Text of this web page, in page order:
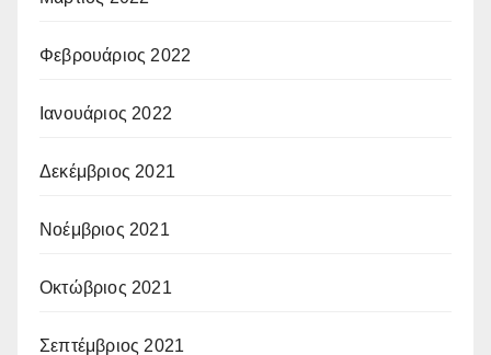
Φεβρουάριος 2022
Ιανουάριος 2022
Δεκέμβριος 2021
Νοέμβριος 2021
Οκτώβριος 2021
Σεπτέμβριος 2021